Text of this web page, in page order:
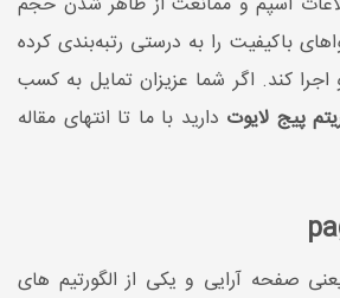
باکیفیت را به درستی رتبه‌بندی کرده
کند. اگر شما عزیزان تمایل به کسب
پیج لایوت دارید با ما تا انتهای مقاله
صفحه آرایی و یکی از الگورتیم های